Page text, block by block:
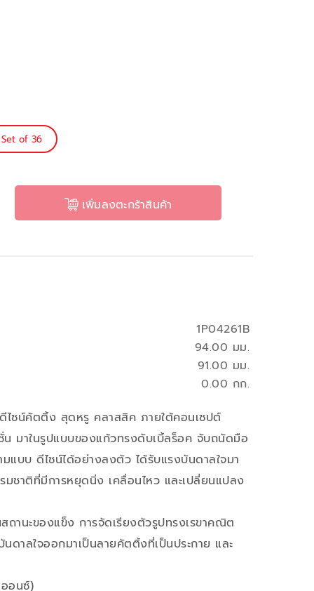
Set of 36
เพิ่มลงตะกร้าสินค้า
ไซน์คัตติ้ง สุดหรู คลาสสิค ภายใต้คอนเซปต์
น มาในรูปแบบของแก้วทรงดับเบิ้ลร็อค จับถนัดมือ
บบ ดีไซน์ได้อย่างลงตัว ได้รับแรงบันดาลใจมา
มชาติที่มีการหยุดนิ่ง เคลื่อนไหว และเปลี่ยนแปลง
ถานะของแข็ง การจัดเรียงตัวรูปทรงเรขาคณิต
ดาลใจออกมาเป็นลายคัตติ้งที่เป็นประกาย และ
อนซ์)
91.00 มม.
1P04261B
0.00 กก.
94.00 มม.